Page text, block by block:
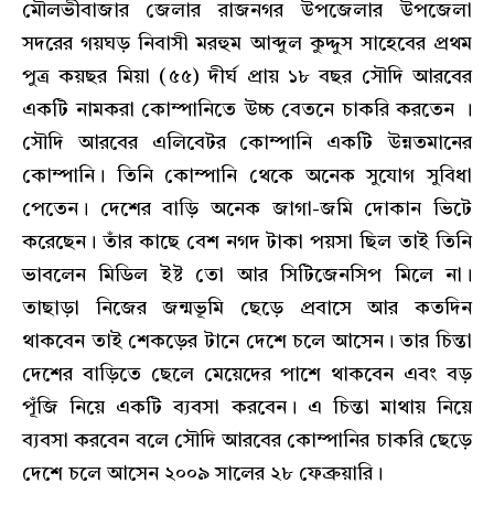
মৌলভীবাজার জেলার রাজনগর উপজেলার উপজেলা
সদরের গয়ঘড় নিবাসী মরহুম আব্দুল কুদ্দুস সাহেবের প্রথম
পুত্র কয়ছর মিয়া (৫৫) দীর্ঘ প্রায় ১৮ বছর সৌদি আরবের
একটি নামকরা কোম্পানিতে উচ্চ বেতনে চাকরি করতেন ।
সৌদি আরবের এলিবেটর কোম্পানি একটি উন্নতমানের
কোম্পানি। তিনি কোম্পানি থেকে অনেক সুযোগ সুবিধা
পেতেন। দেশের বাড়ি অনেক জাগা-জমি দোকান ভিটে
করেছেন। তাঁর কাছে বেশ নগদ টাকা পয়সা ছিল তাই তিনি
ভাবলেন মিডিল ইষ্ট তো আর সিটিজেনসিপ মিলে না।
তাছাড়া নিজের জন্মভূমি ছেড়ে প্রবাসে আর কতদিন
থাকবেন তাই শেকড়ের টানে দেশে চলে আসেন। তার চিন্তা
দেশের বাড়িতে ছেলে মেয়েদের পাশে থাকবেন এবং বড়
পূঁজি নিয়ে একটি ব্যবসা করবেন। এ চিন্তা মাথায় নিয়ে
ব্যবসা করবেন বলে সৌদি আরবের কোম্পানির চাকরি ছেড়ে
দেশে চলে আসেন ২০০৯ সালের ২৮ ফেব্রুয়ারি।